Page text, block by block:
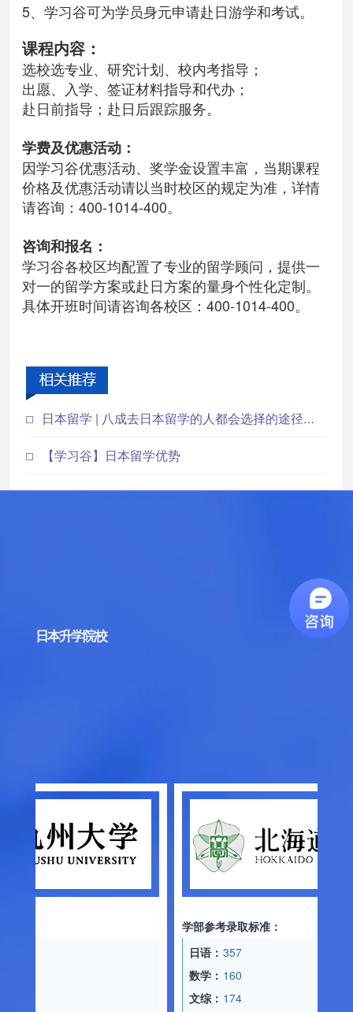
5、学习谷可为学员身元申请赴日游学和考试。
课程内容：
选校选专业、研究计划、校内考指导；
出愿、入学、签证材料指导和代办；
赴日前指导；赴日后跟踪服务。
学费及优惠活动：
因学习谷优惠活动、奖学金设置丰富，当期课程
价格及优惠活动请以当时校区的规定为准，详情
请咨询：400-1014-400。
咨询和报名：
学习谷各校区均配置了专业的留学顾问，提供一
对一的留学方案或赴日方案的量身个性化定制。
具体开班时间请咨询各校区：400-1014-400。
日本留学 | 八成去日本留学的人都会选择的途径，你符合条件吗？
【学习谷】日本留学优势
日本升学院校
学部参考录取标准：
357
160
174